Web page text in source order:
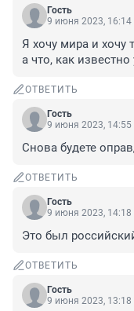
Гость
9 июня 2023, 16:14
Я хочу мира и
а что, как
ОТВЕТИТЬ
Гость
9 июня 2023, 14:55
Снова будете
ОТВЕТИТЬ
Гость
9 июня 2023, 14:18
Это был
ОТВЕТИТЬ
Гость
9 июня 2023, 13:18